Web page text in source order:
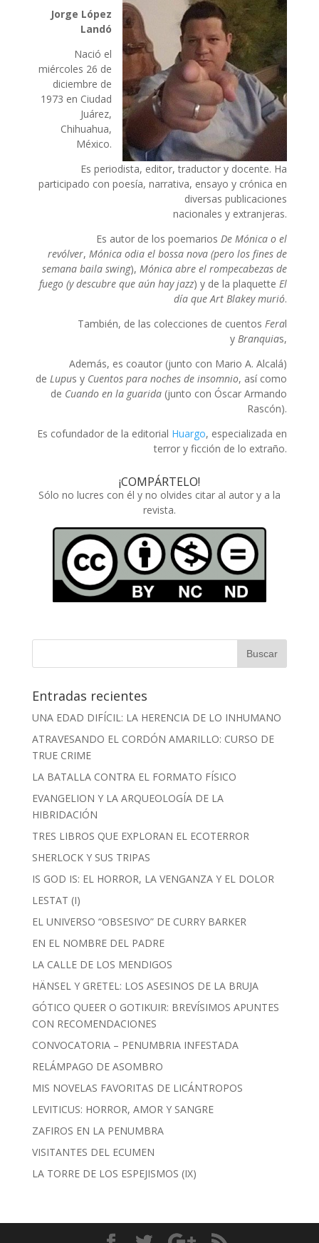
Jorge López
Landó
Nació el
miércoles 26 de
diciembre de
1973 en Ciudad
Juárez,
Chihuahua,
México.
Es periodista, editor, traductor y docente. Ha
participado con poesía, narrativa, ensayo y crónica en
diversas publicaciones
nacionales y extranjeras.
Es autor de los poemariosDe Mónica o el
revólver,Mónica odia el bossa nova (pero los fines de
semana baila swing),Mónica abre el rompecabezas de
fuego (y descubre que aún hay jazz) y de la plaquetteEl
día que Art Blakey murió.
También, de las colecciones de cuentosFeral
yBranquias,
Además, es coautor (junto con Mario A. Alcalá)
deLupus y Cuentos para noches de insomnio, así como
de Cuando en la guarida (junto con Óscar Armando
Rascón).
Es cofundador de la editorial Huargo, especializada en
terror y ficción de lo extraño.
¡COMPÁRTELO!
Sólo no lucres con él y no olvides citar al autor y a la
revista.
Entradas recientes
UNA EDAD DIFÍCIL: LA HERENCIA DE LO INHUMANO
ATRAVESANDO EL CORDÓN AMARILLO: CURSO DE
TRUE CRIME
LA BATALLA CONTRA EL FORMATO FÍSICO
EVANGELION Y LA ARQUEOLOGÍA DE LA
HIBRIDACIÓN
TRES LIBROS QUE EXPLORAN EL ECOTERROR
SHERLOCK Y SUS TRIPAS
IS GOD IS: EL HORROR, LA VENGANZA Y EL DOLOR
LESTAT (I)
EL UNIVERSO “OBSESIVO” DE CURRY BARKER
EN EL NOMBRE DEL PADRE
LA CALLE DE LOS MENDIGOS
HÄNSEL Y GRETEL: LOS ASESINOS DE LA BRUJA
GÓTICO QUEER O GOTIKUIR: BREVÍSIMOS APUNTES
CON RECOMENDACIONES
CONVOCATORIA – PENUMBRIA INFESTADA
RELÁMPAGO DE ASOMBRO
MIS NOVELAS FAVORITAS DE LICÁNTROPOS
LEVITICUS: HORROR, AMOR Y SANGRE
ZAFIROS EN LA PENUMBRA
VISITANTES DEL ECUMEN
LA TORRE DE LOS ESPEJISMOS (IX)